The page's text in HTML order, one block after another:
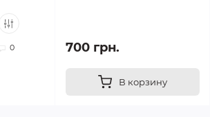
0 700 грн.
В корзину